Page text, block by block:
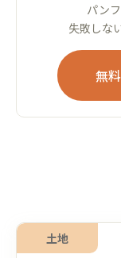
パン
失敗しな
無
土地